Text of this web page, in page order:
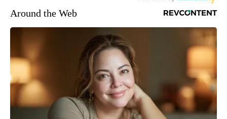
Around the Web